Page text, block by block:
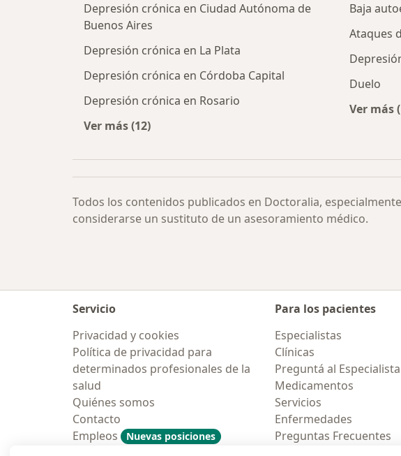
Depresión crónica en Ciudad Autónoma de
Buenos Aires
Depresión crónica en La Plata
Depresión crónica en Córdoba Capital
Depresión crónica en Rosario
Ver más (12)
Baja
Ataques
Duelo
Ver más
Todos los contenidos publicados en Doctoralia,
considerarse un sustituto de un asesoramiento médico.
Servicio
Privacidad y cookies
Política de privacidad para
determinados profesionales de la
salud
Quiénes somos
Contacto
Empleos
Nuevas posiciones
Para los pacientes
Especialistas
Clínicas
Preguntá al Especialista
Medicamentos
Servicios
Enfermedades
Preguntas Frecuentes